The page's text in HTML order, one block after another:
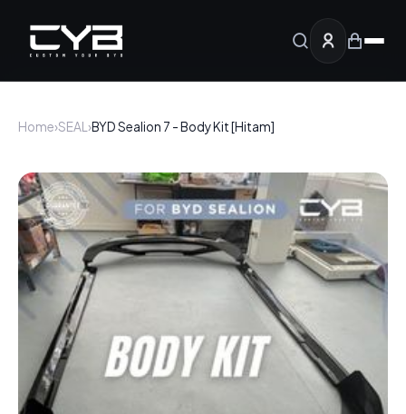
Home›SEAL ›BYD Sealion 7 - Body Kit [Hitam]